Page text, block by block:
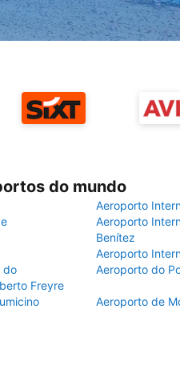
do mundo
Aeroporto
Aeroporto
Benítez
Aeroporto
do
Freyre
Aeroporto do
Aeroporto de